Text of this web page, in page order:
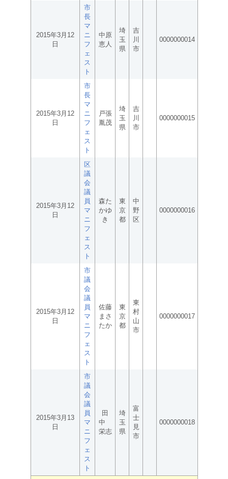
2015年3月12
日
市
長
マ
ニ
フ
ェ
ス
ト
中原
恵人
埼
玉
県
吉
川
市
0000000014
2015年3月12
日
市
長
マ
ニ
フ
ェ
ス
ト
戸張
胤茂
埼
玉
県
吉
川
市
0000000015
2015年3月12
日
区
議
会
議
員
マ
ニ
フ
ェ
ス
ト
森た
かゆ
き
東
京
都
中
野
区
0000000016
2015年3月12
日
市
議
会
議
員
マ
ニ
フ
ェ
ス
ト
佐藤
まさ
たか
東
京
都
東
村
山
市
0000000017
2015年3月13
日
市
議
会
議
員
マ
ニ
フ
ェ
ス
ト
田
中
栄志
埼
玉
県
富
士
見
市
0000000018